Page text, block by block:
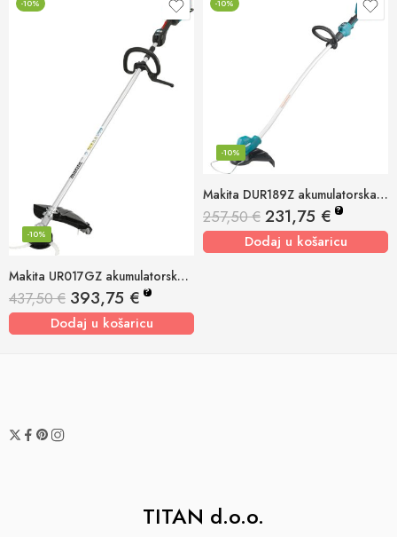
-10%
Makita UR017GZ akumulatorske škare za travu 40v xgt, 330mm
-10%
437,50€ 393,75 € ?
Dodaj u košaricu
-10%
Makita DUR189Z akumulatorska kosa 18v, 300mm
-10%
257,50€ 231,75 € ?
Dodaj u košaricu
TITAN d.o.o.